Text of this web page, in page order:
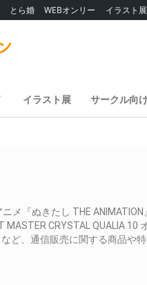
とら婚 WEBオンリー イラスト展
イラスト展 サークル向
メ『ぬきたし THE
MASTER CRYSTAL QUALIA
ど、通信販売に関する商品や